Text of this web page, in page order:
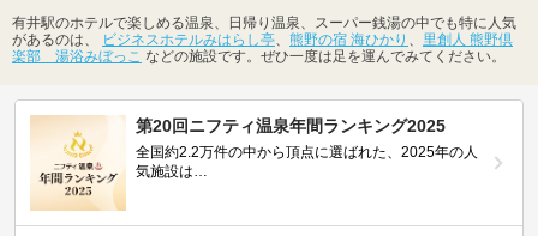
有井駅のホテルで楽しめる温泉、日帰り温泉、スーパー銭湯の中でも特に人気
があるのは、
ビジネスホテルみはらし亭 熊野の宿 海ひかり
里創人 熊野倶
楽部 湯浴みぼっこ などの施設です。ぜひ一度は足を運んでみてください。
第20回ニフティ温泉年間ランキング2025
全国約2.2万件の中から頂点に選ばれた、2025年の人
気施設は…